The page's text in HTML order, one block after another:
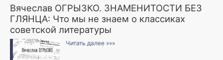
Вячеслав ОГРЫЗКО. ЗНАМЕНИТОСТИ БЕЗ
ГЛЯНЦА: Что мы не знаем о классиках
советской литературы
Читать далее »»»